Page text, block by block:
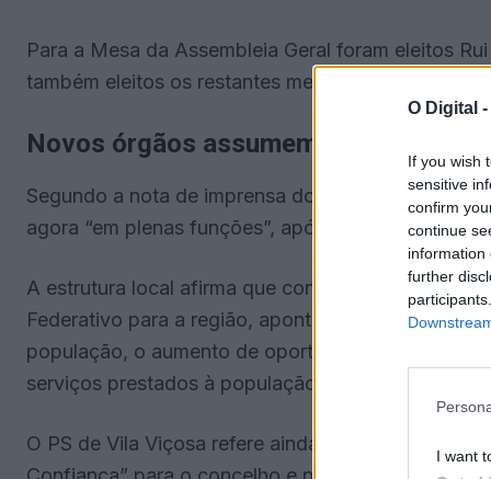
O Digital -
If you wish
sensitive
confirm
continue
information
further
I want
Para a Mesa da Assembleia Geral foram eleitos
também eleitos os restantes membros suplentes
Novos órgãos assumem funções após
Segundo a nota de imprensa do
de Vila
agora “em plenas funções”, após a realização do
A estrutura local afirma que continuará alinhada
Federativo para a região, apontando como
população, o aumento de oportunidades de
serviços prestados à população idosa.
O PS de Vila Viçosa refere ainda que pretende